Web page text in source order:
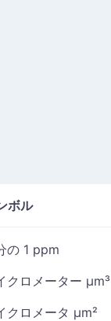
ボル
の 1 ppm
クロメーター µm³
クロメータ µm²